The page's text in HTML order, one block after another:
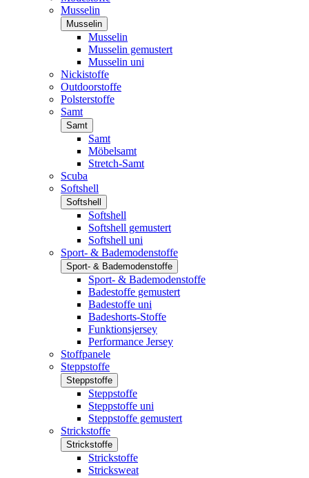
Musselin
Musselin
Musselin
Musselin gemustert
Musselin uni
Nickistoffe
Outdoorstoffe
Polsterstoffe
Samt
Samt
Samt
Möbelsamt
Stretch-Samt
Scuba
Softshell
Softshell
Softshell
Softshell gemustert
Softshell uni
Sport- & Bademodenstoffe
Sport- & Bademodenstoffe
Sport- & Bademodenstoffe
Badestoffe gemustert
Badestoffe uni
Badeshorts-Stoffe
Funktionsjersey
Performance Jersey
Stoffpanele
Steppstoffe
Steppstoffe
Steppstoffe
Steppstoffe uni
Steppstoffe gemustert
Strickstoffe
Strickstoffe
Strickstoffe
Stricksweat